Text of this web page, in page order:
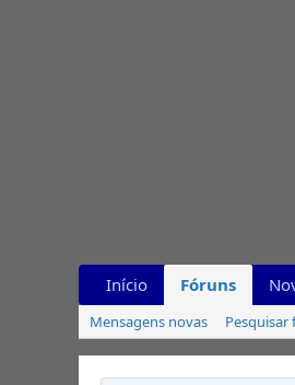
Início Fóruns
Mensagens novas Pesquisar